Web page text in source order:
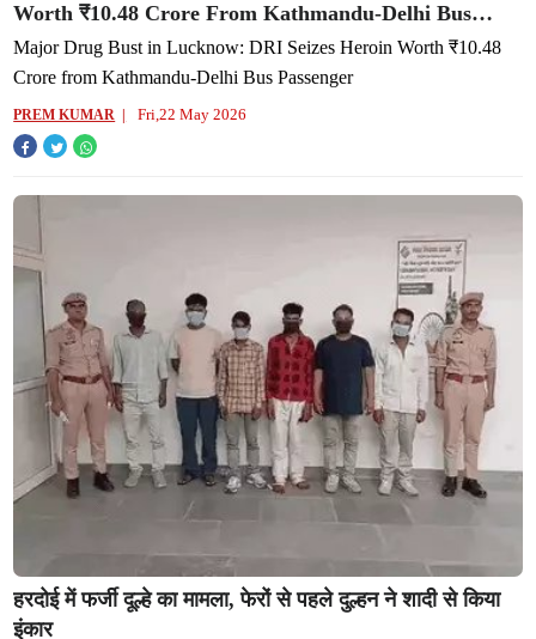
Worth ₹10.48 Crore From Kathmandu-Delhi Bus
Passenger
Major Drug Bust in Lucknow: DRI Seizes Heroin Worth ₹10.48
Crore from Kathmandu-Delhi Bus Passenger
PREM KUMAR Fri,22 May 2026
हरदोई में फर्जी दूल्हे का मामला, फेरों से पहले दुल्हन ने शादी से किया
इंकार